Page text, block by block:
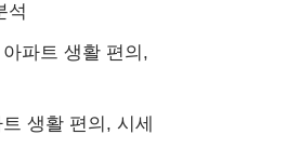
석
파트 생활 편의,
생활 편의, 시세